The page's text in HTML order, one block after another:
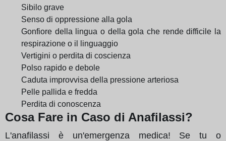
Sibilo grave
Senso di oppressione alla gola
Gonfiore della lingua o della gola che rende difficile la
respirazione o il linguaggio
Vertigini o perdita di coscienza
Polso rapido e debole
Caduta improvvisa della pressione arteriosa
Pelle pallida e fredda
Perdita di conoscenza
Cosa Fare in Caso di Anafilassi?
L'anafilassi è un'emergenza medica! Se tu o